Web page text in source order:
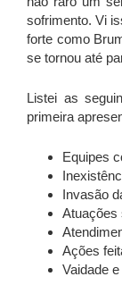
sofrimento. Vi
forte como
se tornou até
Listei as
primeira
Equipes
Invasão
Atuações
Ações
Vaidade